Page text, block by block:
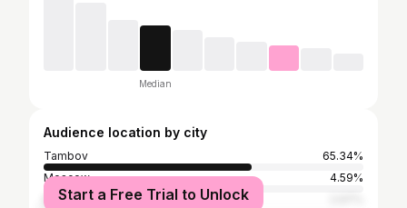
Median
Audience location by city
Tambov
65.34%
Moscow
4.59%
Rasskazovo
Start a Free Trial to Unlock